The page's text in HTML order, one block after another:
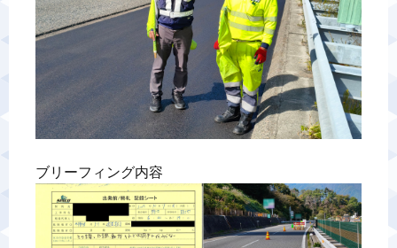
カスタマーハラスメントに対する基本方針
プライバシーポリシー